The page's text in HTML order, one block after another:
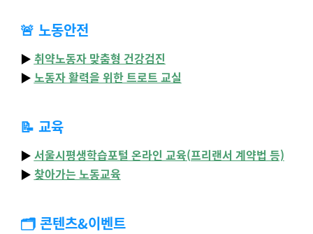
🚨 노동안전
▶️ 취약노동자 맞춤형 건강검진
▶️ 노동자 활력을 위한 트로트 교실
📝 교육
▶️ 서울시평생학습포털 온라인 교육(프리랜서 계약법 등)
▶️ 찾아가는 노동교육
🗂️ 콘텐츠&이벤트